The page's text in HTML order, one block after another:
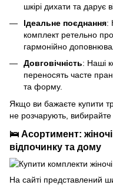
шкірі дихати та дарує
Ідеальне поєднання:
комплект ретельно
гармонійно
Довговічність: Наші
переносять часте
та форму.
Якщо ви бажаєте купити
не розчарують, вибирайте
🛌 Асортимент:
відпочинку та дому
На сайті представлений